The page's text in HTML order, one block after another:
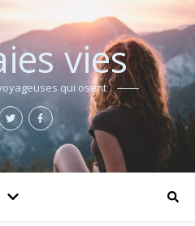
vies
qui osent